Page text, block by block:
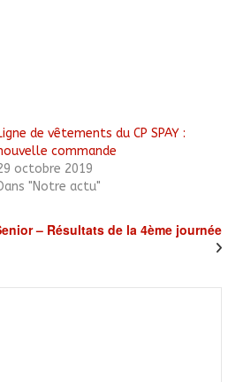
de vêtements du CP SPAY :
commande
octobre 2019
"Notre actu"
– Résultats de la 4ème journée